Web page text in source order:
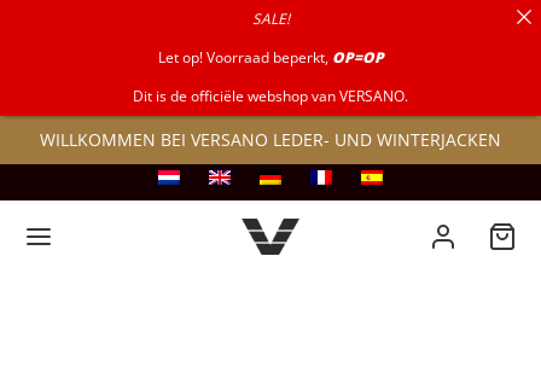
WILLKOMMEN BEI VERSANO LEDER- UND WINTERJACKEN
SALE!
Let op! Voorraad beperkt, OP=OP
Dit is de officiële webshop van VERSANO.